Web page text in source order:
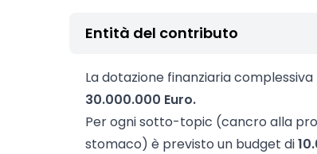
Entità del contributo
La dotazione finanziaria
30.000.000 Euro.
Per ogni sotto-topic (cancro alla
stomaco) è previsto un budget di